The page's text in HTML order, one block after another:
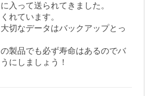
入って送られてきました。
れています。
切なデータはバックアップとっ
製品でも必ず寿命はあるのでバ
にしましょう！